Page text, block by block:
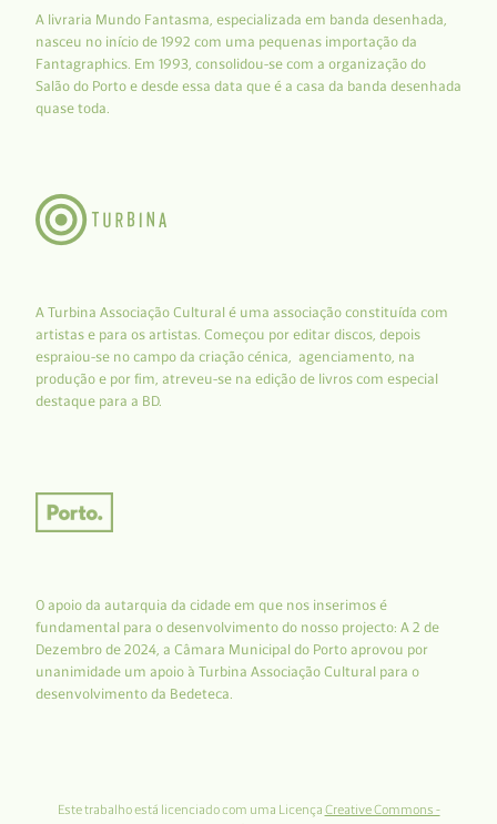
A livraria Mundo Fantasma, especializada em banda desenhada,
nasceu no início de 1992 com uma pequenas importação da
Fantagraphics. Em 1993, consolidou-se com a organização do
Salão do Porto e desde essa data que é a casa da banda desenhada
quase toda.
A Turbina Associação Cultural é uma associação constituída com
artistas e para os artistas. Começou por editar discos, depois
espraiou-se no campo da criação cénica, agenciamento, na
produção e por fim, atreveu-se na edição de livros com especial
destaque para a BD.
O apoio da autarquia da cidade em que nos inserimos é
fundamental para o desenvolvimento do nosso projecto: A 2 de
Dezembro de 2024, a Câmara Municipal do Porto aprovou por
unanimidade um apoio à Turbina Associação Cultural para o
desenvolvimento da Bedeteca.
Este trabalho está licenciado com uma Licença Creative Commons -